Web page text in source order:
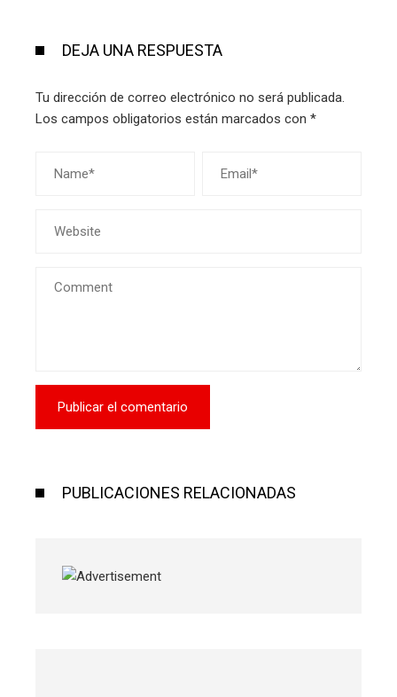
DEJA UNA RESPUESTA
Tu dirección de correo electrónico no será publicada.
Los campos obligatorios están marcados con *
PUBLICACIONES RELACIONADAS